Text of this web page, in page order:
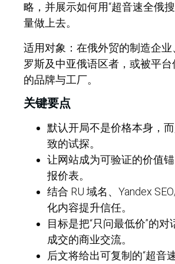
略，并展示如何用“超音速全俄
量做上去。
适用对象：在俄外贸的制造企
罗斯及中亚俄语区者，或被平
的品牌与工厂。
关键要点
默认开局不是价格本身，
致的试探。
让网站成为可验证的价值
报价表。
结合 RU 域名、Yandex
化内容提升信任。
目标是把“只问最低价”的
成交的商业交流。
后文将给出可复制的“超音